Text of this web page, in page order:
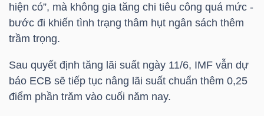
hiện có”, mà không gia tăng chi tiêu công quá mức -
bước đi khiến tình trạng thâm hụt ngân sách thêm
trầm trọng.
Sau quyết định tăng lãi suất ngày 11/6, IMF vẫn dự
báo ECB sẽ tiếp tục nâng lãi suất chuẩn thêm 0,25
điểm phần trăm vào cuối năm nay.
CÔNG
ĐẦU
TƯ